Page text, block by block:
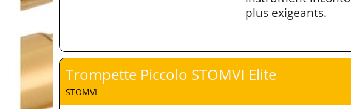
plus exigeants.
Trompette Piccolo STOMVI Elite
STOMVI